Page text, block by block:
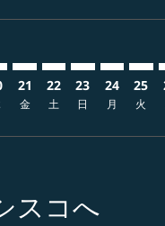
21
金
22
土
23
日
24
月
25
火
スコへ